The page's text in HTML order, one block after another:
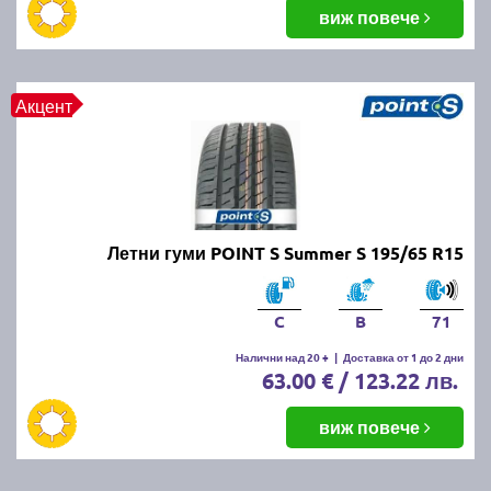
балансировка и реглаж на предния и задния мост.
Неравномерното износване може да е знак за
гуми.
Как да се грижим за летните
Проверявайте редовно налягането, дълбочината
на протектора и състоянието на гумите. Избягвайте
рязко спиране и агресивно шофиране, тъй като
това води до по-бързо износване. Почиствайте
гумите от кал и камъчета и ги проверявайте за
Как се съхраняват зимните и
летни гуми?
виж повече
Акцент
Летни гуми POINT S Summer S 195/65 R15
C B 71
Налични над 20 + | Доставка от 1 до 2 дни
63.00 € / 123.22 лв.
виж повече